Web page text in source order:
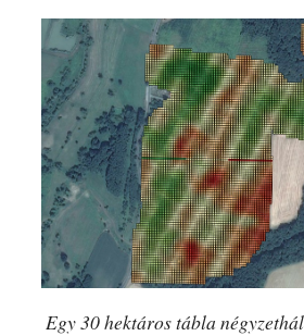
Egy 30 hektáros tábla